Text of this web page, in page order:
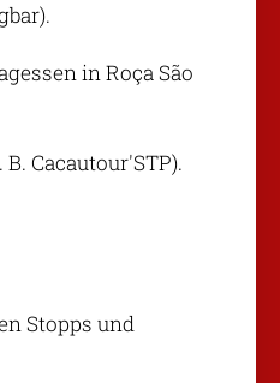
in Roça São
Cacautour'STP).
Stopps und